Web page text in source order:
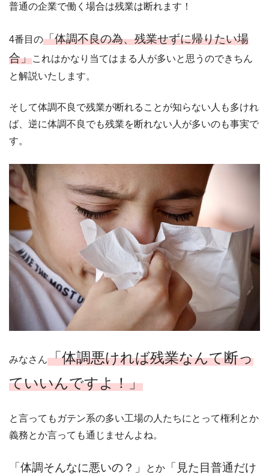
普通の企業で働く場合は残業は断れます！
4番目の「体調不良の為、残業せずに帰りたい場
合」これはかなり当てはまる人が多いと思うのできちん
と解説いたします。
そして体調不良で残業が断れることが知らない人も多けれ
ば、逆に体調不良でも残業を断れない人が多いのも事実で
す。
みなさん「体調悪ければ残業なんて断っ
ていいんですよ！」
と言ってもガテン系の多い工場の人たちにとって権利とか
義務とか言っても通じませんよね。
「体調そんなに悪いの？」 とか
「見た目普通だけ